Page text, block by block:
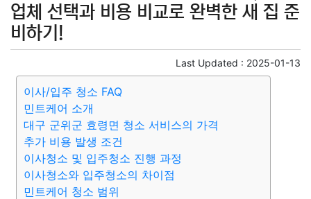
업체 선택과 비용 비교로 완벽한 새 집 준
비하기!
Last Updated : 2025-01-13
이사/입주 청소 FAQ
민트케어 소개
대구 군위군 효령면 청소 서비스의 가격
추가 비용 발생 조건
이사청소 및 입주청소 진행 과정
이사청소와 입주청소의 차이점
민트케어 청소 범위